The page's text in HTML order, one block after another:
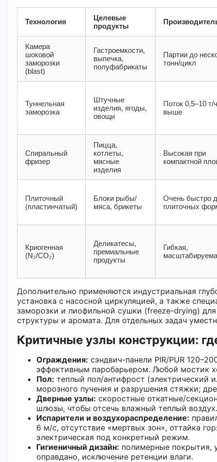
Технология
Целевые
продукты
Камера
шоковой
заморозки
(blast)
Гастроемкости,
выпечка,
полуфабрикаты
Партии до
тонн/цикл
Туннельная
заморозка
Штучные
изделия, ягоды,
овощи
Поток 0,5–10 т/
выше
Спиральный
фризер
Пицца,
котлеты,
мясные
изделия
Высокая при
компактной
Плиточный
(пластинчатый)
Блоки рыбы/
мяса, брикеты
Очень быстро
плиточных
Криогенная
(N₂/CO₂)
Деликатесы,
премиальные
продукты
Гибкая,
Дополнительно применяются индустриальная
установка с насосной циркуляцией, а также
заморозки и лиофильной сушки (freeze-drying) для
структуры и аромата. Для отдельных задач
Критичные узлы конструкции:
Ограждения: сэндвич-панели PIR/PUR
эффективным паробарьером. Любой мостик
Пол: теплый пол/антифрост (электрический
морозного пучения и разрушения стяжки;
Дверные узлы: скоростные откатные/
шлюзы, чтобы отсечь влажный теплый воздух.
Испарители и воздухораспределение:
6 м/с, отсутствие «мертвых зон», оттайка
электрическая под конкретный режим.
Гигиеничный дизайн: полимерные покрытия,
оправдано, исключение ретенции влаги.